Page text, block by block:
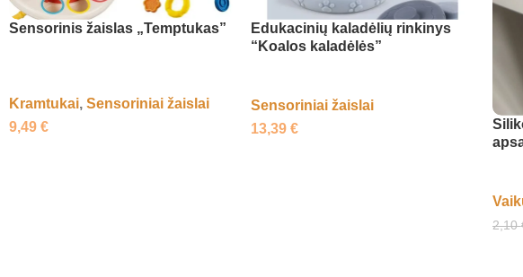
Sensorinis žaislas „Temptukas”
Kramtukai, Sensoriniai žaislai
9,49 €
Edukacinių kaladėlių rinkinys
“Koalos kaladėlės”
Sensoriniai žaislai
13,39 €
2,10